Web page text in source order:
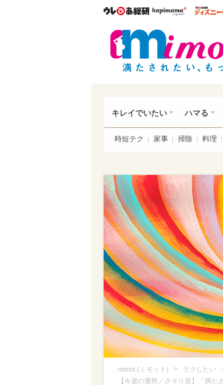
ウレぴあ総研ハピマ
キレイでいたい ハマる
時短テク 家事 掃除 料理
mimot.(ミモット) > ラクしたい
【今週の運勢／さそり座】「満た